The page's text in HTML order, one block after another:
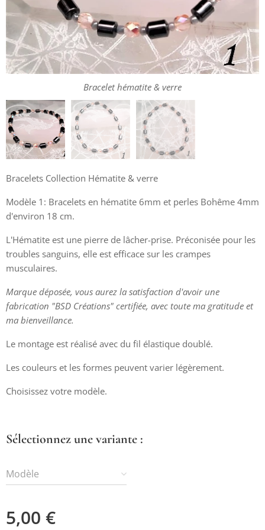
Bracelet hématite & verre
Bracelet hématite & verre
Bracelets Collection Hématite & verre
Modèle 1: Bracelets en hématite 6mm et perles Bohême 4mm
d'environ 18 cm.
L'Hématite est une pierre de lâcher-prise. Préconisée pour les
troubles sanguins, elle est efficace sur les crampes
musculaires.
Marque déposée, vous aurez la satisfaction d'avoir une
fabrication "BSD Créations" certifiée, avec toute ma gratitude et
ma bienveillance.
Le montage est réalisé avec du fil élastique doublé.
Les couleurs et les formes peuvent varier légèrement.
Choisissez votre modèle.
Sélectionnez une variante :
Modèle
5,00 €